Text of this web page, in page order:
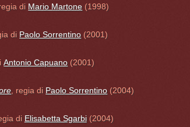
regia di Mario Martone (1998)
di Paolo Sorrentino (2001)
Antonio Capuano (2001)
, regia di Paolo Sorrentino (2004)
di Elisabetta Sgarbi(2004)